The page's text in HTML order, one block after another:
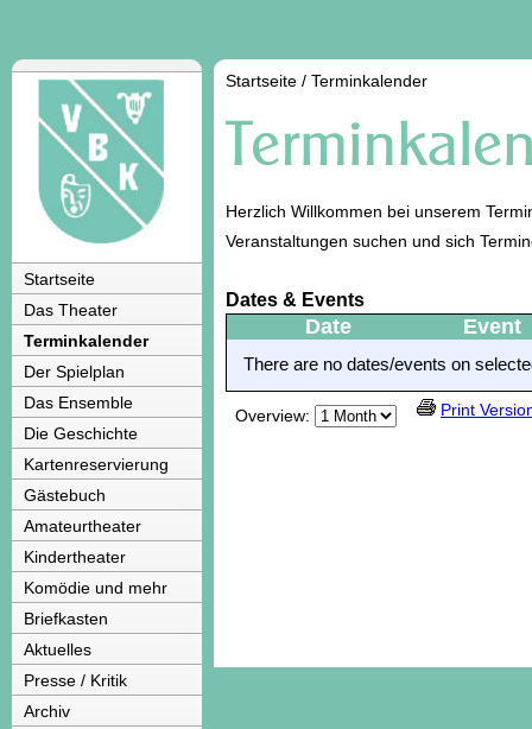
Startseite
Das Theater
Terminkalender
Der Spielplan
Das Ensemble
Die Geschichte
Kartenreservierung
Gästebuch
Amateurtheater
Kindertheater
Komödie und mehr
Briefkasten
Aktuelles
Presse / Kritik
Archiv
Startseite / Terminkalender
Herzlich Willkommen bei unserem
Veranstaltungen suchen und sich
Dates & Events
Date Event
There are no dates/events on
Overview: Print